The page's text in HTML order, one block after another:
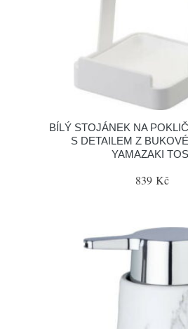
BÍLÝ STOJÁNEK NA
S DETAILEM Z
YAMAZAKI
839 Kč